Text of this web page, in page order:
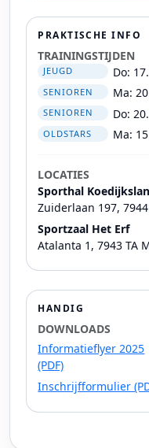
PRAKTISCHE INFO
TRAININGSTIJDEN
JEUGD Do:
SENIOREN Ma:
SENIOREN Do:
OLDSTARS Ma:
LOCATIES
Sporthal
Zuiderlaan 197,
Sportzaal Het Erf
Atalanta 1, 7943 TA
HANDIG
DOWNLOADS
Informatieflyer 2025
(PDF)
Inschrijfformulier